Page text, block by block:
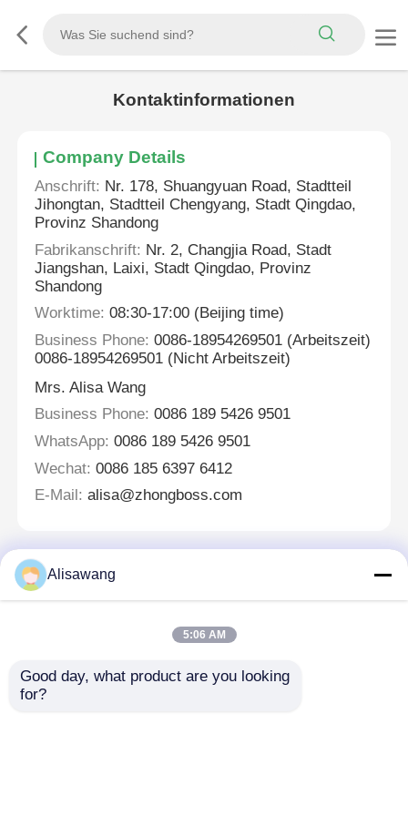
Kontaktinformationen
Company Details
Anschrift: Nr. 178, Shuangyuan Road, Stadtteil
Jihongtan, Stadtteil Chengyang, Stadt Qingdao,
Provinz Shandong
Fabrikanschrift: Nr. 2, Changjia Road, Stadt
Jiangshan, Laixi, Stadt Qingdao, Provinz
Shandong
Worktime: 08:30-17:00 (Beijing time)
Business Phone: 0086-18954269501 (Arbeitszeit)
0086-18954269501 (Nicht Arbeitszeit)
Mrs. Alisa Wang
Business Phone: 0086 189 5426 9501
WhatsApp: 0086 189 5426 9501
Wechat: 0086 185 6397 6412
E-Mail: alisa@zhongboss.com
Hinterlass eine Nachricht
Wir rufen Sie bald zurück!
Alisawang
5:06 AM
Good day, what product are you looking
for?